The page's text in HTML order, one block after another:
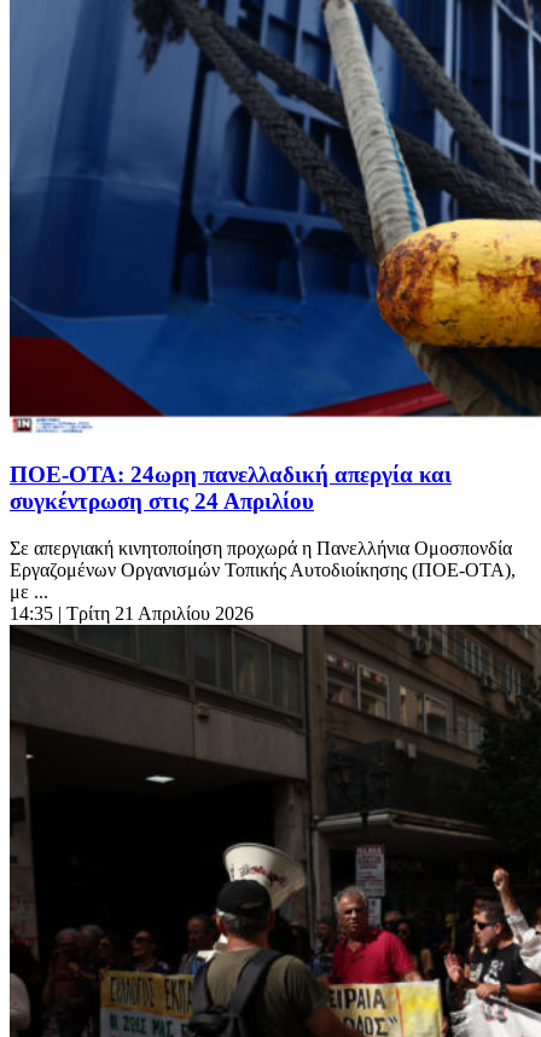
ΠΟΕ-ΟΤΑ: 24ωρη πανελλαδική απεργία και
συγκέντρωση στις 24 Απριλίου
Σε απεργιακή κινητοποίηση προχωρά η Πανελλήνια Ομοσπονδία
Εργαζομένων Οργανισμών Τοπικής Αυτοδιοίκησης (ΠΟΕ-ΟΤΑ),
με ...
14:35 | Τρίτη 21 Απριλίου 2026